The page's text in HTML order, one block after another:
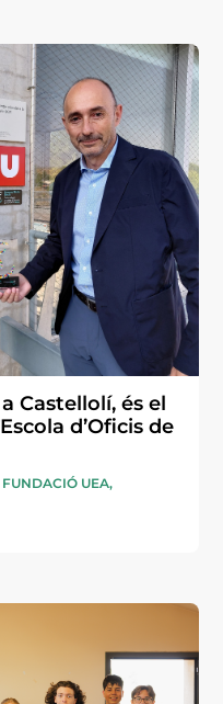
Castellolí, és el
d’Oficis de
FUNDACIÓ UEA,